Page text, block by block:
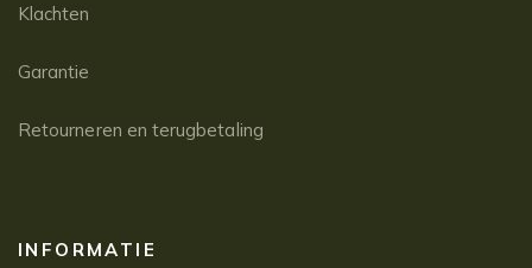
Klachten
Garantie
Retourneren en terugbetaling
INFORMATIE